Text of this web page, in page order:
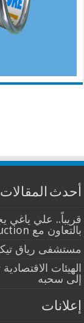
أحدث المقالات
قريباً.. علي ياغي
بالتعاون مع Boss Production
مستشفى رياق
الهيئات
إلى سحبه
إعلانات